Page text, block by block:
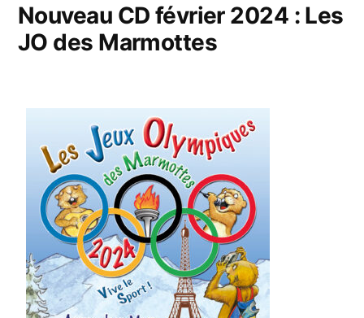
Nouveau CD février 2024 : Les
JO des Marmottes